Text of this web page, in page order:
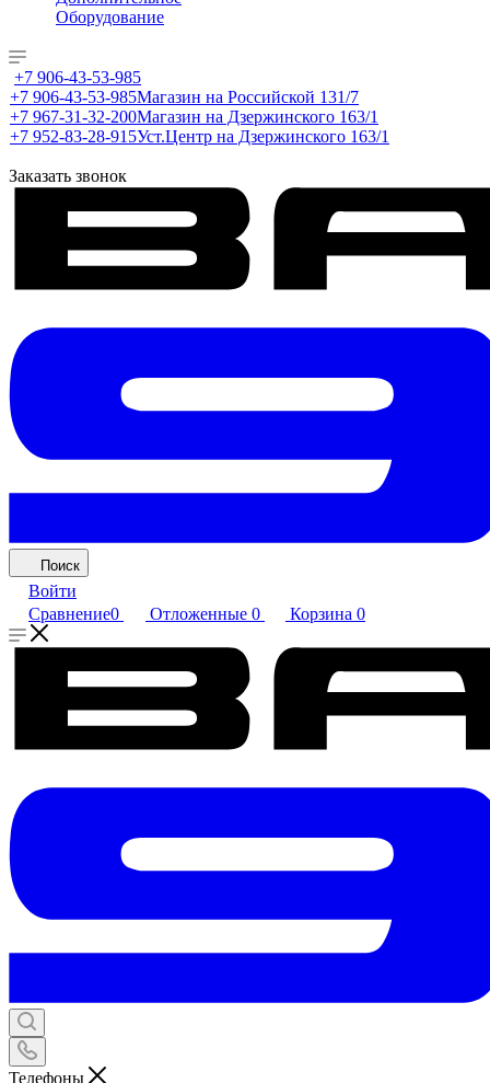
Оборудование
+7 906-43-53-985
+7 906-43-53-985Магазин на Российской 131/7
+7 967-31-32-200Магазин на Дзержинского 163/1
+7 952-83-28-915Уст.Центр на Дзержинского 163/1
Заказать звонок
Поиск
Войти
Сравнение0 Отложенные 0 Корзина 0
Телефоны